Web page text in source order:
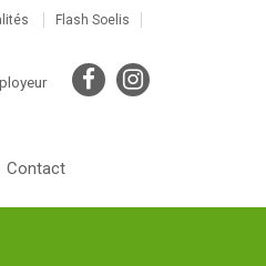
Flash Soelis
Contact